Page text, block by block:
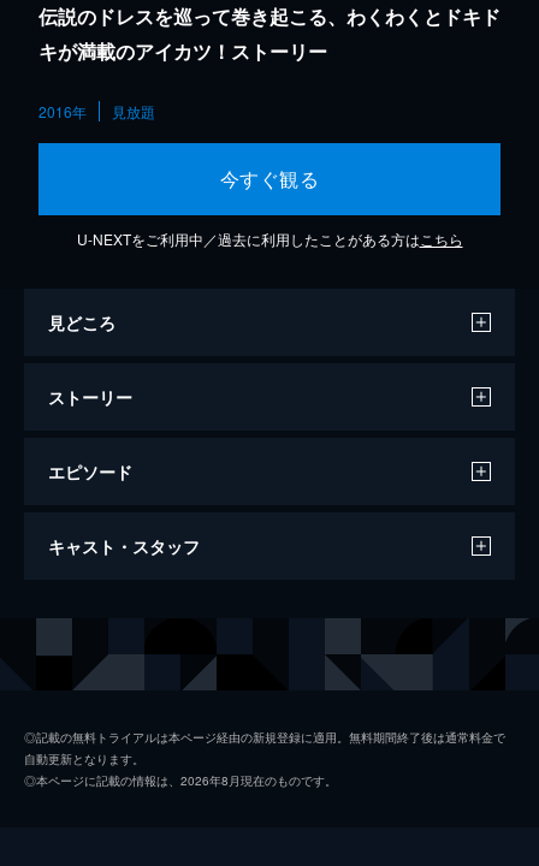
伝説のドレスを巡って巻き起こる、わくわくとドキド
キが満載のアイカツ！ストーリー
2016年 見放題
今すぐ観る
U-NEXTをご利用中／過去に利用したことがある方は こちら
見どころ
ストーリー
エピソード
劇場版アイカツスターズ！
キャスト・スタッフ
桜庭ローラ 朝井彩加
◎記載の無料トライアルは本ページ経由の新規登録に適用。無料期間終了後は通常料金で
自動更新となります。
◎本ページに記載の情報は、2026年8月現在のものです。